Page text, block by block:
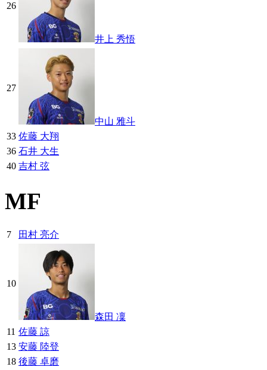
26
井上 秀悟
27
中山 雅斗
33 佐藤 大翔
36 石井 大生
40 吉村 弦
MF
7 田村 亮介
10
森田 凜
11 佐藤 諒
13 安藤 陸登
18 後藤 卓磨